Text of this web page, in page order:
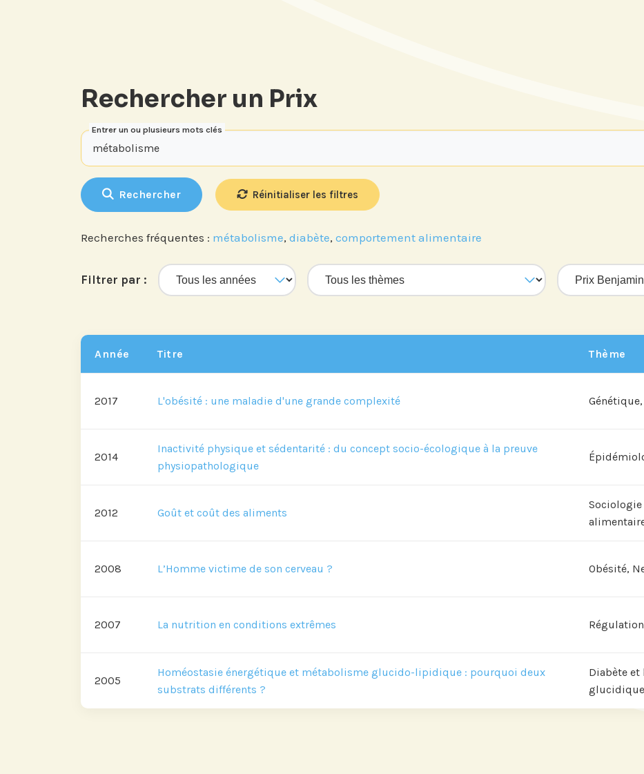
Rechercher un Prix
Entrer un ou plusieurs mots clés
Rechercher Réinitialiser les filtres
Recherches fréquentes : métabolisme, diabète, comportement alimentaire
Filtrer par :
Année Titre Thème
2017 L'obésité : une maladie d'une grande complexité
2014
Inactivité physique et sédentarité : du concept socio-écologique à la preuve
physiopathologique
2012 Goût et coût des aliments
2008 L’Homme victime de son cerveau ? Obésité,
2007 La nutrition en conditions extrêmes
2005
Homéostasie énergétique et métabolisme glucido-lipidique : pourquoi deux
substrats différents ?
Diabète et
glucidique
Abonnez-vous à notre
et les avancées de l'Institut.
LinkedIn
Si vous préférez suivre notre
Prix Projets de